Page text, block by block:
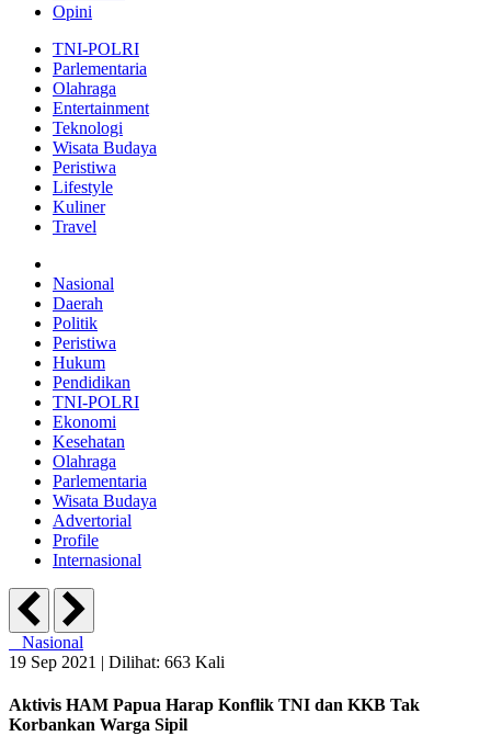
Opini
TNI-POLRI
Parlementaria
Olahraga
Entertainment
Teknologi
Wisata Budaya
Peristiwa
Lifestyle
Kuliner
Travel
Nasional
Daerah
Politik
Peristiwa
Hukum
Pendidikan
TNI-POLRI
Ekonomi
Kesehatan
Olahraga
Parlementaria
Wisata Budaya
Advertorial
Profile
Internasional
Nasional
19 Sep 2021 | Dilihat: 663 Kali
Aktivis HAM Papua Harap Konflik TNI dan KKB Tak
Korbankan Warga Sipil